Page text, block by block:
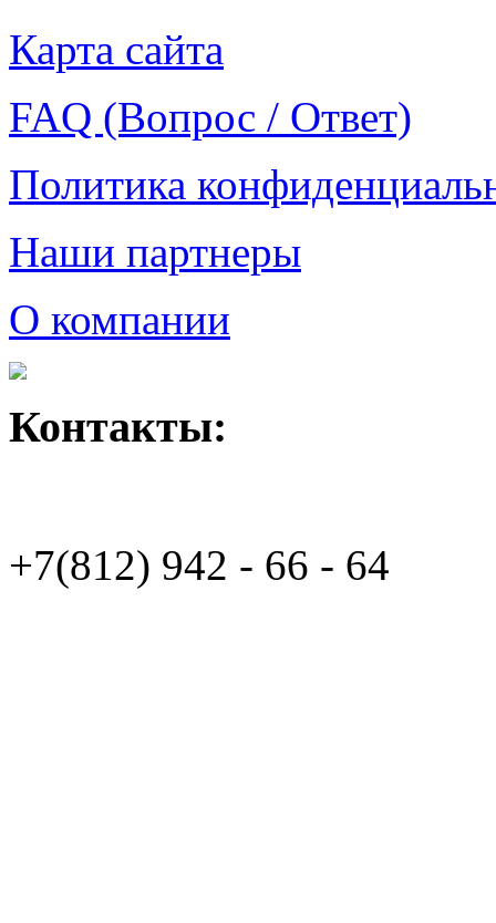
Карта сайта
FAQ (Вопрос / Ответ)
Политика
Наши партнеры
О компании
Контакты:
+7(812) 942 - 66 - 64